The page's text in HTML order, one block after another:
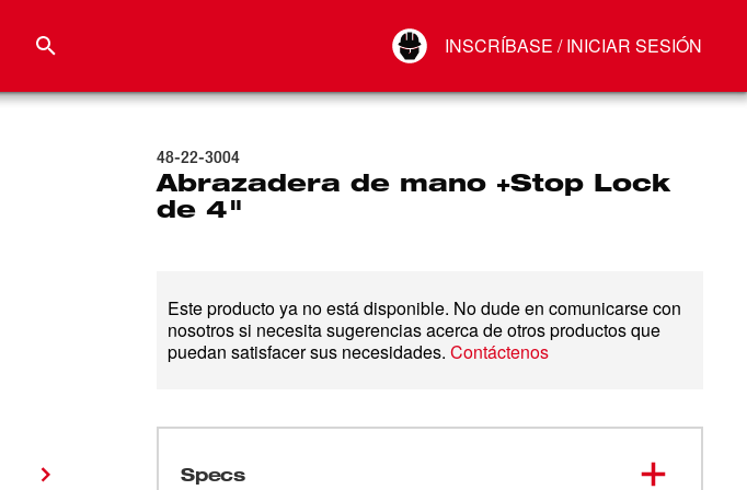
INSCRÍBASE / INICIAR SESIÓN
Conectar
48-22-3004
Abrazadera de mano +Stop Lock
de 4"
Este producto ya no está disponible. No dude en comunicarse con
nosotros si necesita sugerencias acerca de otros productos que
puedan satisfacer sus necesidades.Contáctenos
Specs